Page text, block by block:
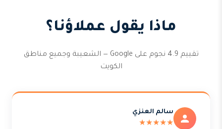
ماذا يقول عملاؤنا؟
تقييم 4.9 نجوم على Google — الشعيبة وجميع مناطق
الكويت
سالم العنزي
★★★★★